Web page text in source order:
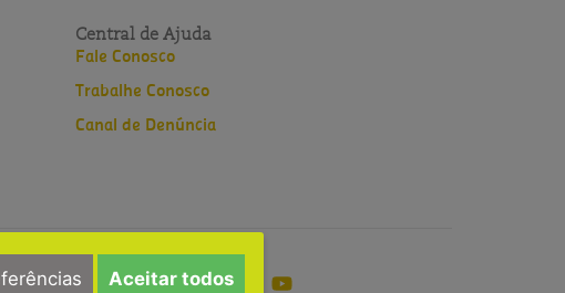
Aceitar todos
Central de Ajuda
Fale Conosco
Trabalhe Conosco
Canal de Denúncia